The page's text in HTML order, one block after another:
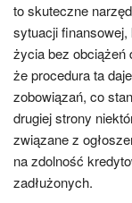
to skuteczne
sytuacji
życia bez obciążeń
że procedura ta
zobowiązań, co
drugiej strony
związane z
na zdolność
zadłużonych.